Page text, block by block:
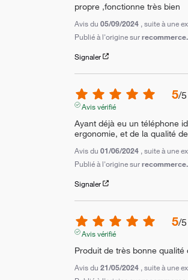
propre ,fonctionne très bien
Avis du 05/09/2024 , suite à une
Publié à l'origine sur
Signaler
5/5
Avis vérifié
Ayant déjà eu un téléphone
ergonomie, et de la qualité
Avis du 01/06/2024 , suite à une
Publié à l'origine sur
Signaler
5/5
Avis vérifié
Produit de très bonne
Avis du 21/05/2024 , suite à une